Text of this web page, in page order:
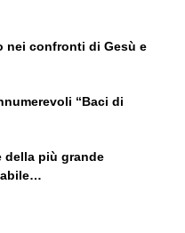
confronti di Gesù e
“Baci di
più grande